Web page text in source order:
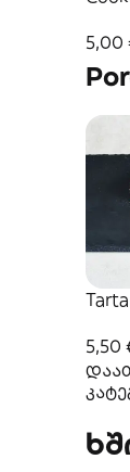
5,00
5,50